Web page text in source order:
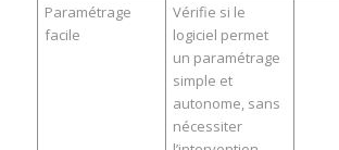
Paramétrage
facile
Vérifie si le
logiciel permet
un paramétrage
simple et
autonome, sans
nécessiter